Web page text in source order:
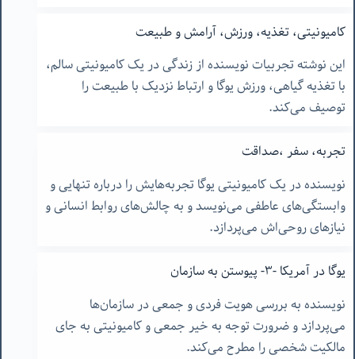
کامیونیتی، تغذیه، ورزش، آرامش و طبیعت
این نوشته تجربیات نویسنده از زندگی در یک کامیونیتی سالم،
با تغذیه گیاهی، ورزش یوگا و ارتباط نزدیک با طبیعت را
توصیف می‌کند.
تجربه، سفر ،صداقت
نویسنده در یک کامیونیتی یوگا تجربه‌هایش را درباره تنهایی و
وابستگی‌های عاطفی می‌نویسد و به چالش‌های روابط انسانی و
نیازهای روحی‌اش می‌پردازد.
یوگا در آمریکا -٣- پیوستن به سازمان
نویسنده به بررسی هویت فردی و جمعی در سازمان‌ها
می‌پردازد و ضرورت توجه به خیر جمعی و کامیونیتی به جای
مالکیت شخصی را مطرح می‌کند.